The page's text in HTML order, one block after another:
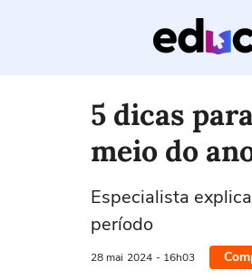
5 dicas
meio do
Especialista
período
28 mai 2024 - 16h03